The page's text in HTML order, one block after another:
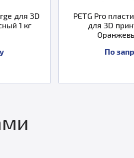
PETG Pro пластик FlashForge
для 3D принтера 1.75
Оранжевый 1 кг